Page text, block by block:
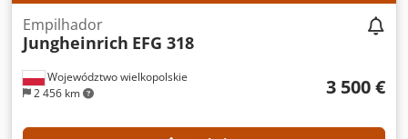
Województwo wielkopolskie
2 456 km
Empilhador
Jungheinrich EFG 318
3 500 €